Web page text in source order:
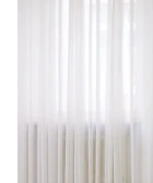
mellitus Typ 1
Asthma,
schwere